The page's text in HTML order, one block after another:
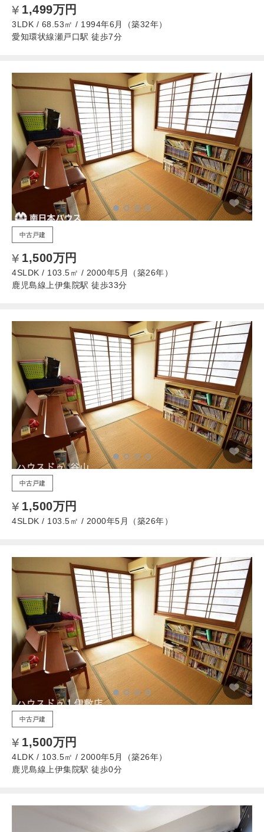
1,499万円
3LDK / 68.53㎡ / 1994年6月（築32年）
愛知環状線瀬戸口駅 徒歩7分
中古戸建
1,500万円
4SLDK / 103.5㎡ / 2000年5月（築26年）
鹿児島線上伊集院駅 徒歩33分
中古戸建
1,500万円
4SLDK / 103.5㎡ / 2000年5月（築26年）
中古戸建
1,500万円
4LDK / 103.5㎡ / 2000年5月（築26年）
鹿児島線上伊集院駅 徒歩0分